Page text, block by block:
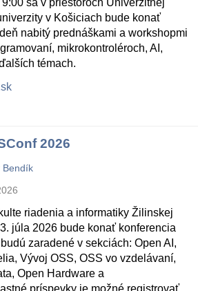
sa v priestoroch Univerzitnej
v Košiciach bude konať
nabitý prednáškami a workshopmi
mikrokontroléroch, AI,
témach.
2026
Bendík
riadenia a informatiky Žilinskej
júla 2026 bude konať konferencia
zaradené v sekciách: Open AI,
Vývoj OSS, OSS vo vzdelávaní,
Open Hardware a